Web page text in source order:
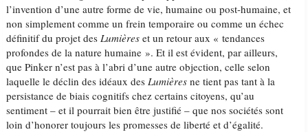
l’invention d’une autre forme de vie, humaine ou post-humaine, et
non simplement comme un frein temporaire ou comme un échec
définitif du projet desLumières et un retour aux « tendances
profondes de la nature humaine ». Et il est évident, par ailleurs,
que Pinker n’est pas à l’abri d’une autre objection, celle selon
laquelle le déclin des idéaux desLumières ne tient pas tant à la
persistance de biais cognitifs chez certains citoyens, qu’au
sentiment – et il pourrait bien être justifié – que nos sociétés sont
loin d’honorer toujours les promesses de liberté et d’égalité.